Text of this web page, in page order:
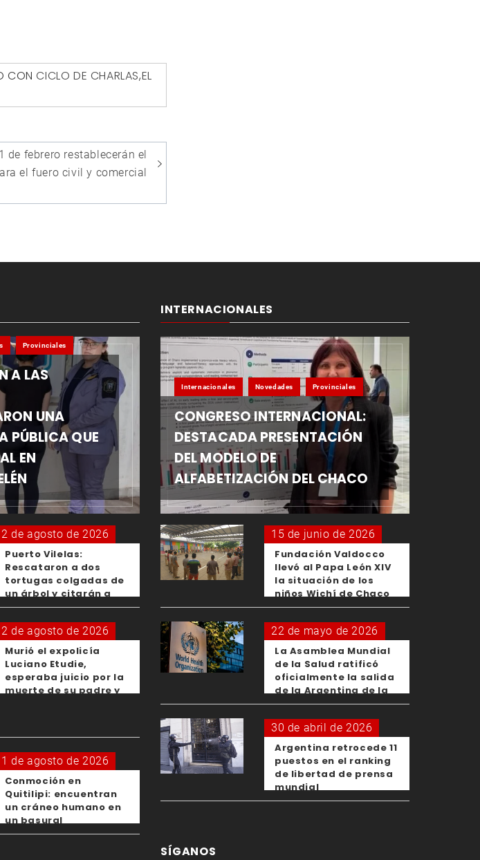
CONCICLO DE CHARLAS,EL
de febrero restablecerán el
el fuero civil y comercial
Provinciales
A LAS
UNA
PÚBLICA QUE
EN
2 de agosto de 2026
Puerto Vilelas:
Rescataron a dos
tortugas colgadas de
un árbol y citarán a
los padres de los
menores responsables
2 de agosto de 2026
Murió el expolicía
Luciano Etudie,
esperaba juicio por la
muerte de su padre y
1 de agosto de 2026
Conmoción en
Quitilipi: encuentran
un cráneo humano en
un basural
INTERNACIONALES
Internacionales Novedades Provinciales
CONGRESO INTERNACIONAL:
DESTACADA PRESENTACIÓN
DEL MODELO DE
ALFABETIZACIÓN DEL CHACO
15 de junio de 2026
Fundación Valdocco
llevó al Papa León XIV
la situación de los
niños Wichí de Chaco
22 de mayo de 2026
La Asamblea Mundial
de la Salud ratificó
oficialmente la salida
de la Argentina de la
OMS
30 de abril de 2026
Argentina retrocede 11
puestos en el ranking
de libertad de prensa
mundial
SÍGANOS